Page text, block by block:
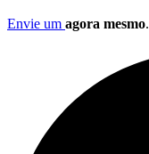
Envie um agora mesmo.